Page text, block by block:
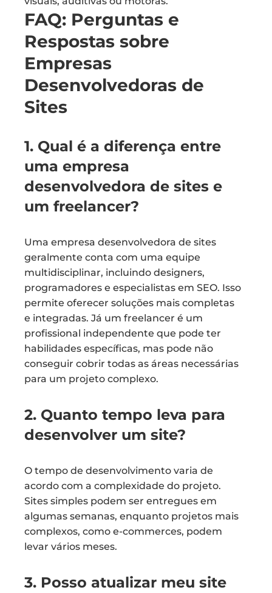
FAQ: Perguntas e
Respostas sobre
Empresas
Desenvolvedoras de
Sites
1. Qual é a diferença entre
uma empresa
desenvolvedora de sites e
um freelancer?
Uma empresa desenvolvedora de sites
geralmente conta com uma equipe
multidisciplinar, incluindo designers,
programadores e especialistas em SEO. Isso
permite oferecer soluções mais completas
e integradas. Já um freelancer é um
profissional independente que pode ter
habilidades específicas, mas pode não
conseguir cobrir todas as áreas necessárias
para um projeto complexo.
2. Quanto tempo leva para
desenvolver um site?
O tempo de desenvolvimento varia de
acordo com a complexidade do projeto.
Sites simples podem ser entregues em
algumas semanas, enquanto projetos mais
complexos, como e-commerces, podem
levar vários meses.
3. Posso atualizar meu site